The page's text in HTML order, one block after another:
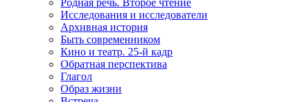
Исследования и исследователи
Архивная история
Быть современником
Кино и театр. 25-й кадр
Обратная перспектива
Глагол
Образ жизни